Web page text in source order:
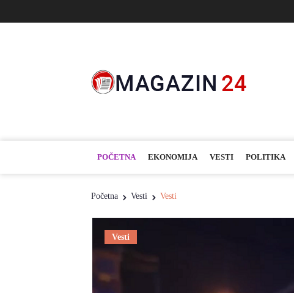
POČETNA EKONOMIJA VESTI POLITIKA
Početna Vesti Vesti
Vesti